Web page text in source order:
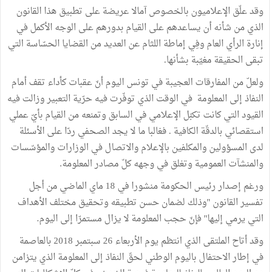
وقد علّق الإعلاميون بالخصوص آمالا عريضة على تطبيق هذا القانون
الذي من شأنه أن يساعدهم على القيام بدورهم على الوجه الأكمل في
إنارة الرأي العام وفِي إماطة اللثام عن العديد من القضايا الحسّاسة التي
تبقى الحقيقة مغيّبة بشأنها.
ولعلّ من المفارقات العجيبة في تونس اليوم أنّ عقبات كأداء تقف أمام
النفاذ إلى المعلومة في الوقت الذي توفّرت فيه حرّية التعبير وزالت فيه
القيود التي كانت تكبّل الإعلامي في السابق وتمنعه من القيام بأيّ عملي
استقصائي بالدقّة الكافية . فغالبا ما لا يجد الصحفي ردّا على الأسئلة
لدى المسؤولين والمكلفين بالإعلام والاتصال في الوزارات والمؤسّسات
والمنشآت العمومية وتغلق في وجهه كلّ مصادر المعلومة.
ورغم إصدار رئيس الحكومة منشورا في 18 ماي الماضي من أجل
تفسير القانون "وذلك لضمان حسن تطبيقه وتحقيق مختلف الأهداف
التي يرمي إليها" فإنّ حجب المعلومة لا يزال مستمرّا إلى اليوم.
وقد أتاح الملتقى الذي انتظم يوم الأربعاء 26 سبتمبر 2018 بالعاصمة
في إطار الاحتفال باليوم الوطني لحقّ النفاذ إلى المعلومة الذي يتزامن